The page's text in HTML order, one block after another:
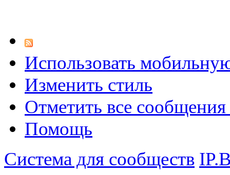
Использовать
Изменить стиль
Отметить все
Помощь
Система для сообществ